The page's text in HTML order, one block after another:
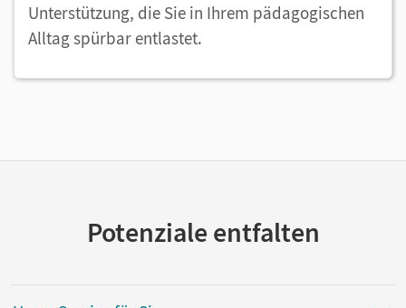
Unterstützung, die Sie in Ihrem pädagogischen
Alltag spürbar entlastet.
Potenziale entfalten